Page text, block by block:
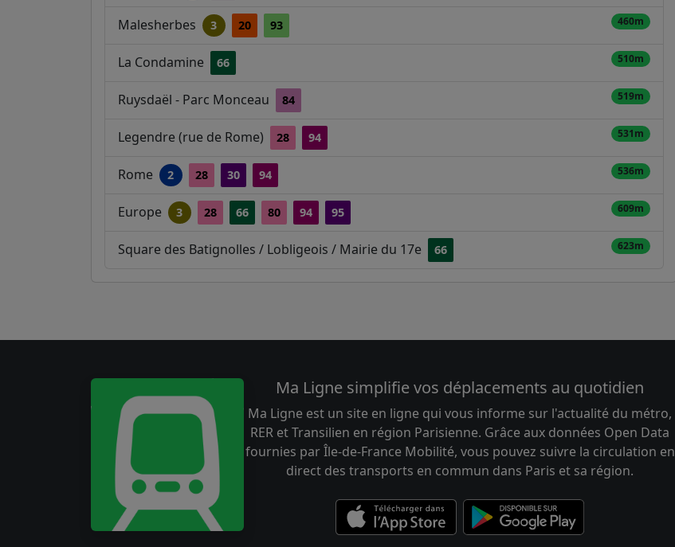
Malesherbes 3 20 93 460m
La Condamine 66 510m
Ruysdaël - Parc Monceau 84 519m
Legendre (rue de Rome) 28 94 531m
Rome 2 28 30 94 536m
Europe 3 28 66 80 94 95 609m
Square des Batignolles / Lobligeois / Mairie du 17e 66 623m
Ma Ligne simplifie vos déplacements au quotidien
Ma Ligne est un site en ligne qui vous informe sur l'actualité du métro,
RER et Transilien en région Parisienne. Grâce aux données Open Data
fournies par Île-de-France Mobilité, vous pouvez suivre la circulation en
direct des transports en commun dans Paris et sa région.